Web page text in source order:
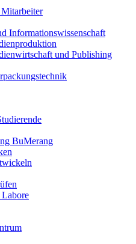
Informationswissenschaft
und Publishing
BuMerang